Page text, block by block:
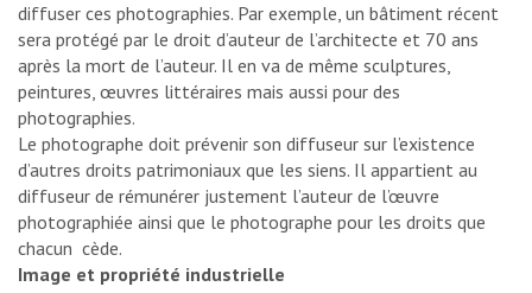
diffuser ces photographies. Par exemple, un bâtiment récent
sera protégé par le droit d’auteur de l’architecte et 70 ans
après la mort de l’auteur. Il en va de même sculptures,
peintures, œuvres littéraires mais aussi pour des
photographies.
Le photographe doit prévenir son diffuseur sur l’existence
d’autres droits patrimoniaux que les siens. Il appartient au
diffuseur de rémunérer justement l’auteur de l’œuvre
photographiée ainsi que le photographe pour les droits que
chacun cède.
Image et propriété industrielle